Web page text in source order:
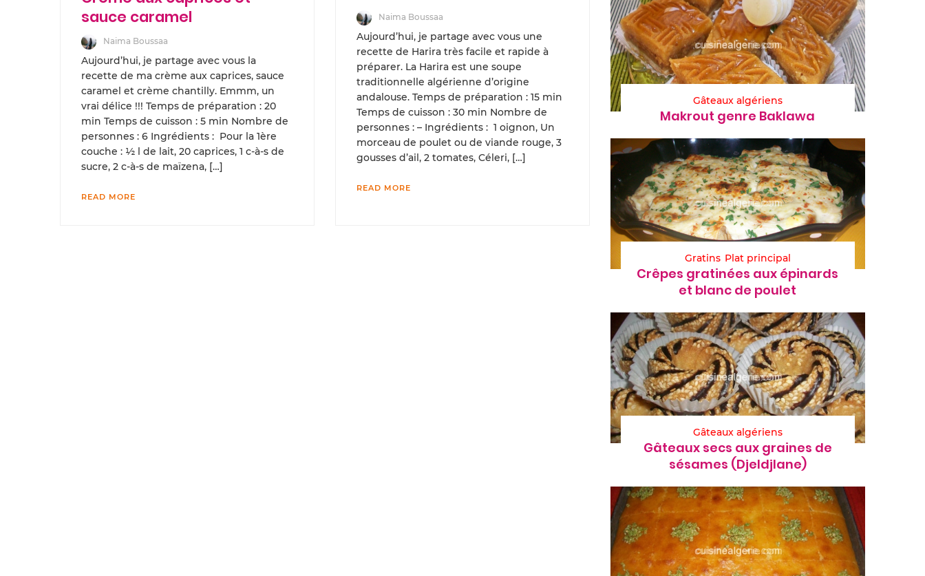
sauce caramel
Naima Boussaa
Aujourd’hui, je partage avec vous la
recette de ma crème aux caprices, sauce
caramel et crème chantilly. Emmm, un
vrai délice !!! Temps de préparation : 20
min Temps de cuisson : 5 min Nombre de
personnes : 6 Ingrédients : Pour la 1ère
couche : ½ l de lait, 20 caprices, 1 c-à-s de
sucre, 2 c-à-s de maïzena, […]
READ MORE
Naima Boussaa
Aujourd’hui, je partage avec vous une
recette de Harira très facile et rapide à
préparer. La Harira est une soupe
traditionnelle algérienne d’origine
andalouse. Temps de préparation : 15 min
Temps de cuisson : 30 min Nombre de
personnes : – Ingrédients : 1 oignon, Un
morceau de poulet ou de viande rouge, 3
gousses d’ail, 2 tomates, Céleri, […]
READ MORE
Gâteaux algériens
Makrout genre Baklawa
Gratins Plat principal
Crêpes gratinées aux épinards
et blanc de poulet
Gâteaux algériens
Gâteaux secs aux graines de
sésames (Djeldjlane)